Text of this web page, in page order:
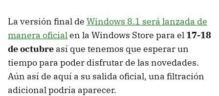
La versión final de Windows 8.1 será lanzada de
manera oficialen la Windows Store para el 17-18
de octubre así que tenemos que esperar un
tiempo para poder disfrutar de las novedades.
Aún así de aquí a su salida oficial, una filtración
adicional podría aparecer.